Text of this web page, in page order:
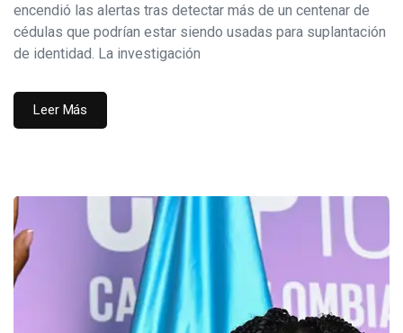
encendió las alertas tras detectar más de un centenar de
cédulas que podrían estar siendo usadas para suplantación
de identidad. La investigación
Leer Más